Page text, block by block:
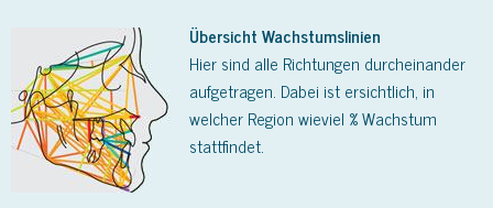
Übersicht Wachstumslinien
Hier sind alle Richtungen durcheinander
aufgetragen. Dabei ist ersichtlich, in
welcher Region wieviel % Wachstum
stattfindet.